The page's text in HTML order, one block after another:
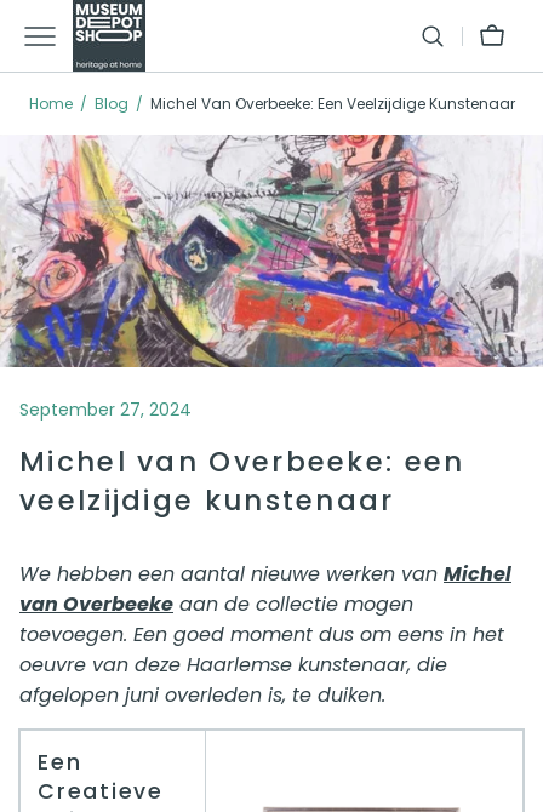
NAAR
TEXT
Home Blog Michel Van Overbeeke: Een Veelzijdige Kunstenaar
September 27, 2024
Michel van Overbeeke: een
veelzijdige kunstenaar
We hebben een aantal nieuwe werken van Michel
van Overbeeke aan de collectie mogen
toevoegen. Een goed moment dus om eens in het
oeuvre van deze Haarlemse kunstenaar, die
afgelopen juni overleden is, te duiken.
Een
Creatieve